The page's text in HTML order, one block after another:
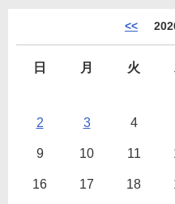
<<
日 月 火
2 3 4
9 10 11
16 17 18